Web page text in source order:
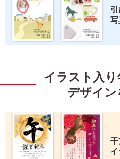
引
写
イラスト入り
デザイン
干
イ